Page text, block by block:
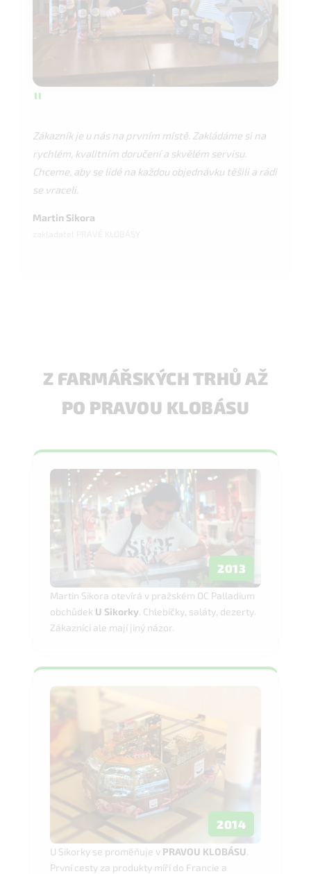
"
Zákazník je u nás na prvním místě. Zakládáme si na
rychlém, kvalitním doručení a skvělém servisu.
Chceme, aby se lidé na každou objednávku těšili a rádi
se vraceli.
Martin Sikora
Z FARMÁŘSKÝCH TRHŮ AŽ
PO PRAVOU KLOBÁSU
2013
Martin Sikora otevírá v pražském OC Palladium
obchůdek U Sikorky . Chlebíčky, saláty, dezerty.
Zákazníci ale mají jiný názor.
2014
U Sikorky se proměňuje v PRAVOU KLOBÁSU
První cesty za produkty míří do Francie a